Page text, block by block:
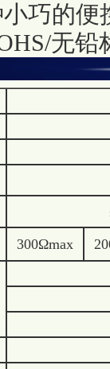
巧的
无铅
300Ωmax